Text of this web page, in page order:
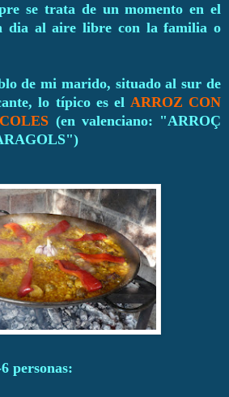
se trata de un momento en el
dia al aire libre con la familia o
de mi marido, situado al sur de
lo típico es el ARROZ CON
(en valenciano: "ARROÇ
personas: